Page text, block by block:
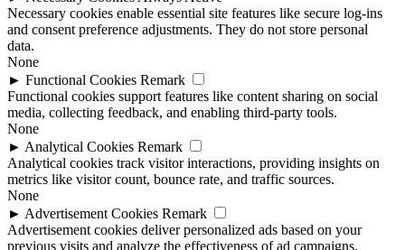
Necessary cookies enable essential site features like secure log-ins
and consent preference adjustments. They do not store personal
data.
None
► Functional Cookies Remark
Functional cookies support features like content sharing on social
media, collecting feedback, and enabling third-party tools.
None
► Analytical Cookies Remark
Analytical cookies track visitor interactions, providing insights on
metrics like visitor count, bounce rate, and traffic sources.
None
► Advertisement Cookies Remark
Advertisement cookies deliver personalized ads based on your
previous visits and analyze the effectiveness of ad campaigns.